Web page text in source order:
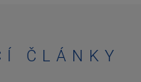
ČLÁNKY